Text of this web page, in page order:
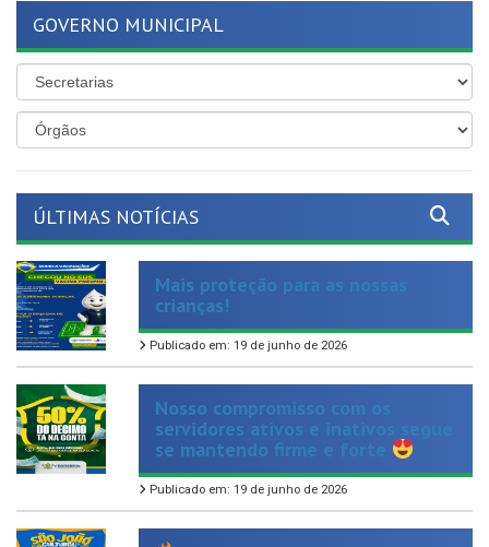
Mais proteção para as nossas
crianças!
Publicado em: 19 de junho de 2026
Nosso compromisso com os
servidores ativos e inativos segue
se mantendo firme e forte
Publicado em: 19 de junho de 2026
O São João Cultural de
Ferreiros 2026 vem aí!